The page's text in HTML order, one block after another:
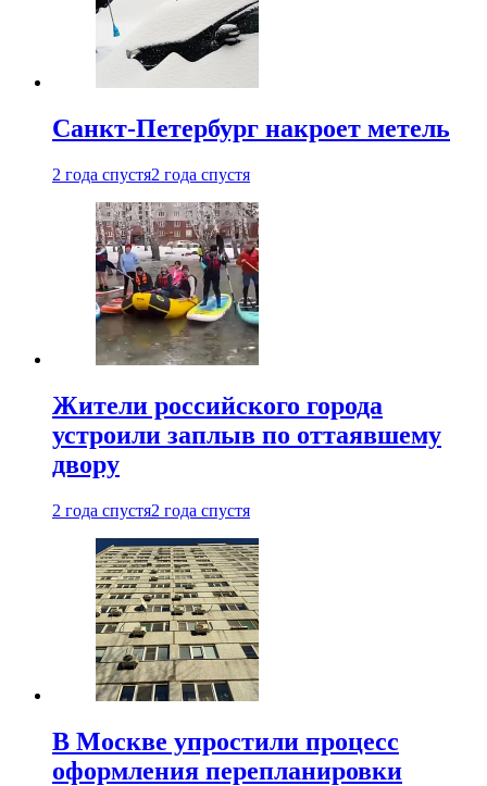
Санкт-Петербург накроет метель
2 года спустя2 года спустя
Жители российского города
устроили заплыв по оттаявшему
двору
2 года спустя2 года спустя
В Москве упростили процесс
оформления перепланировки